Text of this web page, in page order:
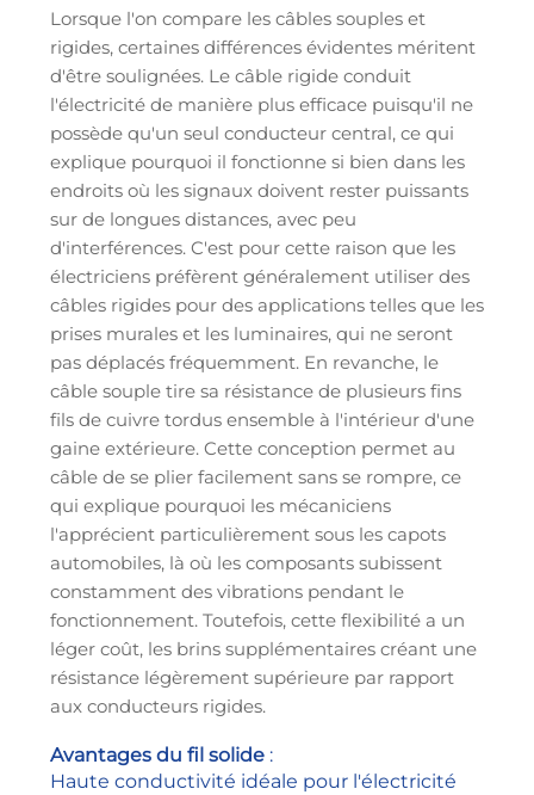
Lorsque l'on compare les câbles souples et
rigides, certaines différences évidentes méritent
d'être soulignées. Le câble rigide conduit
l'électricité de manière plus efficace puisqu'il ne
possède qu'un seul conducteur central, ce qui
explique pourquoi il fonctionne si bien dans les
endroits où les signaux doivent rester puissants
sur de longues distances, avec peu
d'interférences. C'est pour cette raison que les
électriciens préfèrent généralement utiliser des
câbles rigides pour des applications telles que les
prises murales et les luminaires, qui ne seront
pas déplacés fréquemment. En revanche, le
câble souple tire sa résistance de plusieurs fins
fils de cuivre tordus ensemble à l'intérieur d'une
gaine extérieure. Cette conception permet au
câble de se plier facilement sans se rompre, ce
qui explique pourquoi les mécaniciens
l'apprécient particulièrement sous les capots
automobiles, là où les composants subissent
constamment des vibrations pendant le
fonctionnement. Toutefois, cette flexibilité a un
léger coût, les brins supplémentaires créant une
résistance légèrement supérieure par rapport
aux conducteurs rigides.
Avantages du fil solide :
Haute conductivité idéale pour l'électricité